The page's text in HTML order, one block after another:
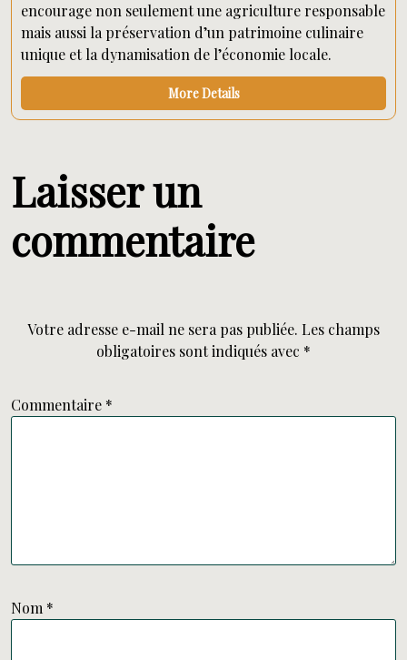
encourage non seulement une agriculture responsable
mais aussi la préservation d’un patrimoine culinaire
unique et la dynamisation de l’économie locale.
More Details
Laisser un
commentaire
Votre adresse e-mail ne sera pas publiée. Les champs
obligatoires sont indiqués avec *
Commentaire *
Nom *